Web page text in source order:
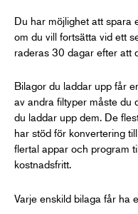
Du har möjlighet att spara
om du vill fortsätta vid ett
raderas 30 dagar efter att
Bilagor du laddar upp får
av andra filtyper måste du
du laddar upp dem. De
har stöd för konvertering
flertal appar och program
kostnadsfritt.
Varje enskild bilaga får ha